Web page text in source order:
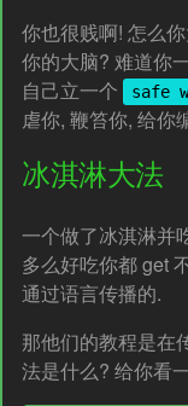
你也很贱啊! 怎么
你的大脑? 难道你
自己立一个
safe
虐你, 鞭笞你, 给你
冰淇淋大法
一个做了冰淇淋并
多么好吃你都 get
通过语言传播的.
那他们的教程是在
法是什么? 给你看